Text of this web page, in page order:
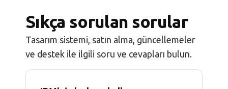
Sıkça sorulan sorular
Tasarım sistemi, satın alma, güncellemeler
ve destek ile ilgili soru ve cevapları bulun.